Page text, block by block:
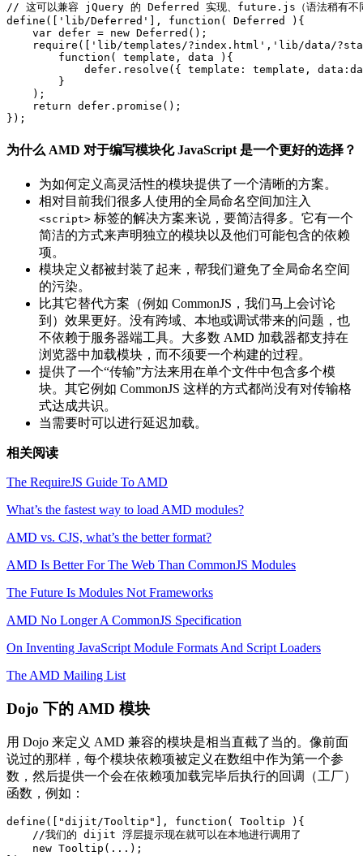
// 这可以兼容 jQuery 的 Deferred 实现、future.js（语法稍有不同
define(['lib/Deferred'], function( Deferred ){
    var defer = new Deferred();
require(['lib/templates/?index.html','lib/data/
        function( template, data ){
defer.resolve({ template: template,
        }
    );
    return defer.promise();
为什么 AMD 对于编写模块化 JavaScript 是一个更好的选择？
为如何定义高灵活性的模块提供了一个清晰的方案。
相对目前我们很多人使用的全局命名空间加注入
<script> 标签的解决方案来说，要简洁得多。它有一个
简洁的方式来声明独立的模块以及他们可能包含的依赖
项。
模块定义都被封装了起来，帮我们避免了全局命名空间
的污染。
比其它替代方案（例如 CommonJS，我们马上会讨论
到）效果更好。没有跨域、本地或调试带来的问题，也
不依赖于服务器端工具。大多数 AMD 加载器都支持在
浏览器中加载模块，而不须要一个构建的过程。
提供了一个“传输”方法来用在单个文件中包含多个模
块。其它例如 CommonJS 这样的方式都尚没有对传输格
式达成共识。
当需要时可以进行延迟加载。
相关阅读
The RequireJS Guide To AMD
What’s the fastest way to load AMD modules?
AMD vs. CJS, what’s the better format?
AMD Is Better For The Web Than CommonJS Modules
The Future Is Modules Not Frameworks
AMD No Longer A CommonJS Specification
On Inventing JavaScript Module Formats And Script Loaders
The AMD Mailing List
Dojo 下的 AMD 模块
用 Dojo 来定义 AMD 兼容的模块是相当直截了当的。像前面
说过的那样，每个模块依赖项被定义在数组中作为第一个参
数，然后提供一个会在依赖项加载完毕后执行的回调（工厂）
函数，例如：
define(["dijit/Tooltip"], function( Tooltip ){
    //我们的 dijit 浮层提示现在就可以在本地进行调用了
    new Tooltip(...);